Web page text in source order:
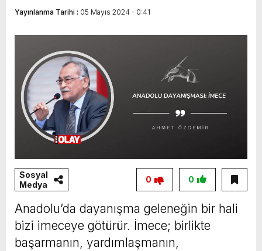
Yayınlanma Tarihi : 05 Mayıs 2024 - 0:41
Sosyal
Medya
0
0
Anadolu’da dayanışma geleneğin bir hali
bizi imeceye götürür. İmece; birlikte
başarmanın, yardımlaşmanın,